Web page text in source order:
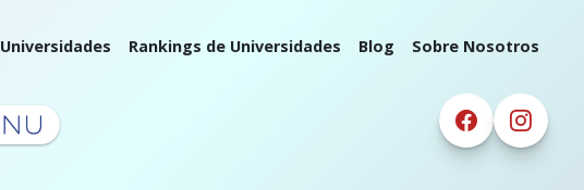
Universidades Rankings de Universidades Blog Sobre Nosotros